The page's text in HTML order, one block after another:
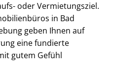
oder Vermietungsziel.
in Bad
geben Ihnen auf
eine fundierte
gutem Gefühl